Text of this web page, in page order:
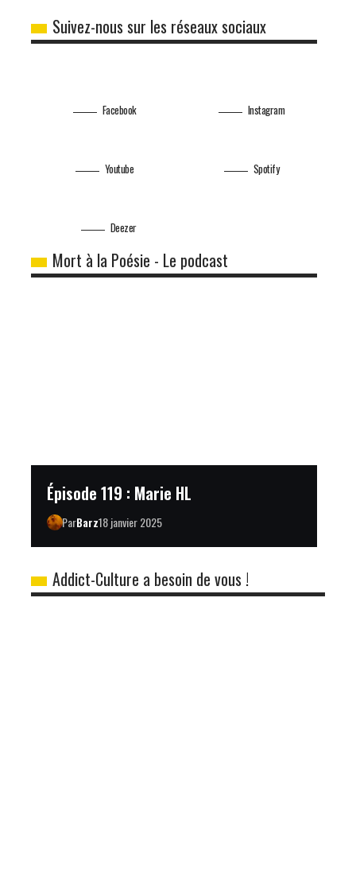
Suivez-nous sur les réseaux sociaux
Facebook
Youtube
Instagram
Spotify
Deezer
Mort à la Poésie - Le podcast
Épisode 119 : Marie HL
ParBarz18 janvier 2025
Addict-Culture a besoin de vous !